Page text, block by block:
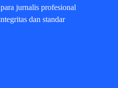
jurnalis profesional
dan standar